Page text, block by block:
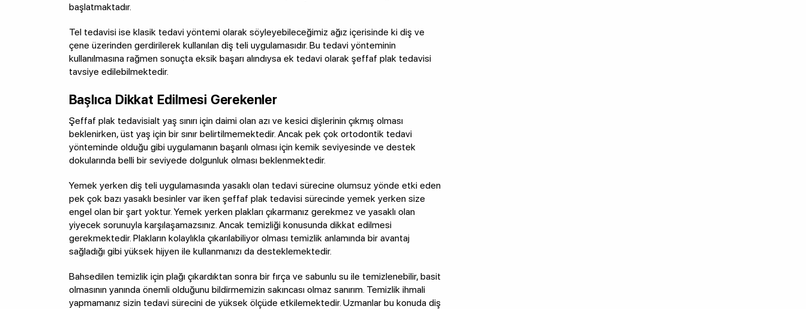
başlatmaktadır.
Tel tedavisi ise klasik tedavi yöntemi olarak söyleyebileceğimiz ağız içerisinde ki diş ve
çene üzerinden gerdirilerek kullanılan diş teli uygulamasıdır. Bu tedavi yönteminin
kullanılmasına rağmen sonuçta eksik başarı alındıysa ek tedavi olarak şeffaf plak tedavisi
tavsiye edilebilmektedir.
Başlıca Dikkat Edilmesi Gerekenler
Şeffaf plak tedavisialt yaş sınırı için daimi olan azı ve kesici dişlerinin çıkmış olması
beklenirken, üst yaş için bir sınır belirtilmemektedir. Ancak pek çok ortodontik tedavi
yönteminde olduğu gibi uygulamanın başarılı olması için kemik seviyesinde ve destek
dokularında belli bir seviyede dolgunluk olması beklenmektedir.
Yemek yerken diş teli uygulamasında yasaklı olan tedavi sürecine olumsuz yönde etki eden
pek çok bazı yasaklı besinler var iken şeffaf plak tedavisi sürecinde yemek yerken size
engel olan bir şart yoktur. Yemek yerken plakları çıkarmanız gerekmez ve yasaklı olan
yiyecek sorunuyla karşılaşamazsınız. Ancak temizliği konusunda dikkat edilmesi
gerekmektedir. Plakların kolaylıkla çıkarılabiliyor olması temizlik anlamında bir avantaj
sağladığı gibi yüksek hijyen ile kullanmanızı da desteklemektedir.
Bahsedilen temizlik için plağı çıkardıktan sonra bir fırça ve sabunlu su ile temizlenebilir, basit
olmasının yanında önemli olduğunu bildirmemizin sakıncası olmaz sanırım. Temizlik ihmali
yapmamanız sizin tedavi sürecini de yüksek ölçüde etkilemektedir. Uzmanlar bu konuda diş